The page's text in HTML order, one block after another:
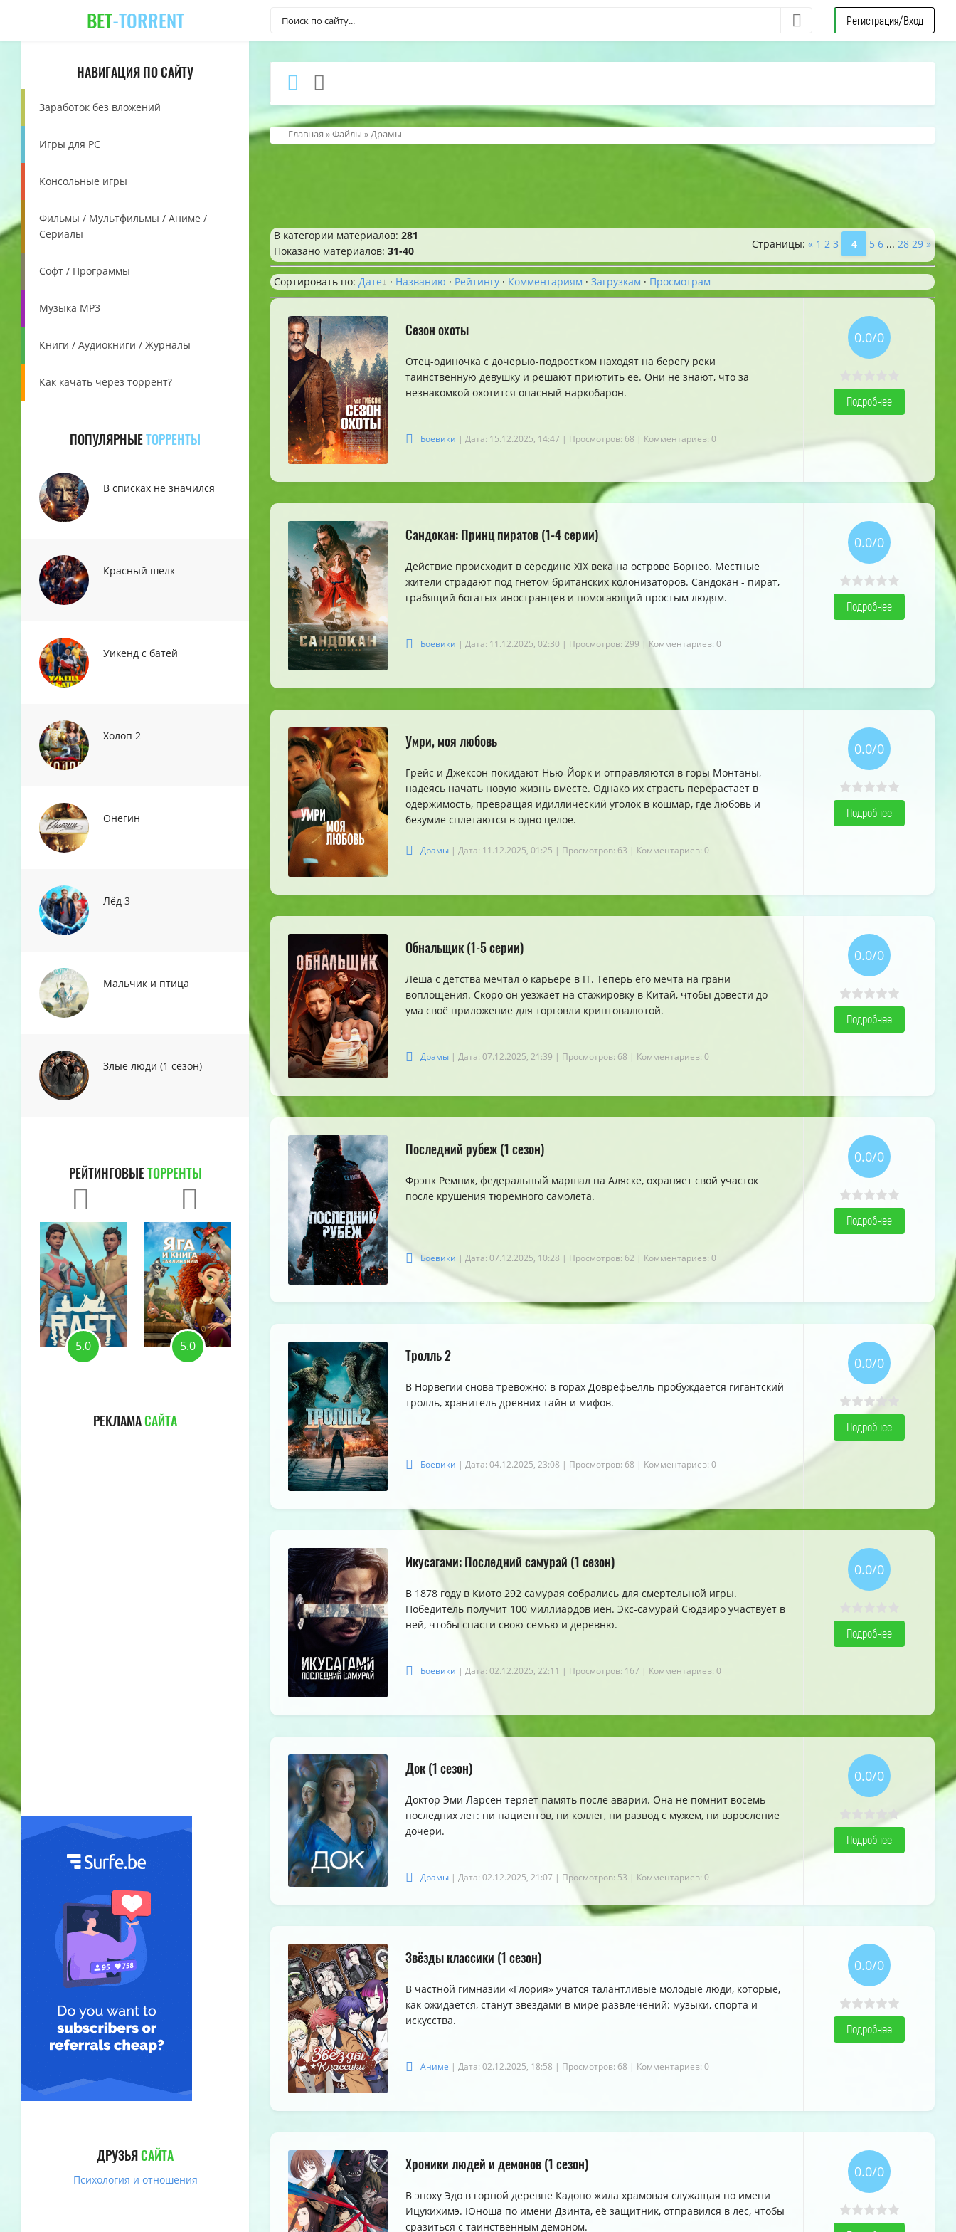
BET-TORRENT Регистрация/Вход
НАВИГАЦИЯ ПО САЙТУ
Заработок без вложений
Игры для PC
Консольные игры
Фильмы / Мультфильмы / Аниме /
Сериалы
Софт / Программы
Музыка MP3
Книги / Аудиокниги / Журналы
Как качать через торрент?
ПОПУЛЯРНЫЕТОРРЕНТЫ
В списках не значился
Красный шелк
Уикенд с батей
Холоп 2
Онегин
Лёд 3
Мальчик и птица
Злые люди (1 сезон)
РЕЙТИНГОВЫЕТОРРЕНТЫ
5.0 5.0 5.0 5.0
РЕКЛАМАСАЙТА
ДРУЗЬЯСАЙТА
Психология и отношения
Главная »Файлы » Драмы
В категории материалов: 281
Показано материалов: 31-40
Страницы: « 1 2 3 4 5 6 ... 28 29 »
Сортировать по: Дате · Названию · Рейтингу · Комментариям · Загрузкам · Просмотрам
Сезон охоты
Отец-одиночка с дочерью-подростком находят на берегу реки
таинственную девушку и решают приютить её. Они не знают, что за
незнакомкой охотится опасный наркобарон.
Боевики | Дата: 15.12.2025, 14:47 | Просмотров: 68 | Комментариев: 0
0.0/0
Подробнее
Сандокан: Принц пиратов (1-4 серии)
Действие происходит в середине XIX века на острове Борнео. Местные
жители страдают под гнетом британских колонизаторов. Сандокан - пират,
грабящий богатых иностранцев и помогающий простым людям.
Боевики | Дата: 11.12.2025, 02:30 | Просмотров: 299 | Комментариев: 0
0.0/0
Подробнее
Умри, моя любовь
Грейс и Джексон покидают Нью-Йорк и отправляются в горы Монтаны,
надеясь начать новую жизнь вместе. Однако их страсть перерастает в
одержимость, превращая идиллический уголок в кошмар, где любовь и
безумие сплетаются в одно целое.
Драмы | Дата: 11.12.2025, 01:25 | Просмотров: 63 | Комментариев: 0
0.0/0
Подробнее
Обнальщик (1-5 серии)
Лёша с детства мечтал о карьере в IT. Теперь его мечта на грани
воплощения. Скоро он уезжает на стажировку в Китай, чтобы довести до
ума своё приложение для торговли криптовалютой.
Драмы | Дата: 07.12.2025, 21:39 | Просмотров: 68 | Комментариев: 0
0.0/0
Подробнее
Последний рубеж (1 сезон)
Фрэнк Ремник, федеральный маршал на Аляске, охраняет свой участок
после крушения тюремного самолета.
Боевики | Дата: 07.12.2025, 10:28 | Просмотров: 62 | Комментариев: 0
0.0/0
Подробнее
Тролль 2
В Норвегии снова тревожно: в горах Доврефьелль пробуждается гигантский
тролль, хранитель древних тайн и мифов.
Боевики | Дата: 04.12.2025, 23:08 | Просмотров: 68 | Комментариев: 0
0.0/0
Подробнее
Икусагами: Последний самурай (1 сезон)
В 1878 году в Киото 292 самурая собрались для смертельной игры.
Победитель получит 100 миллиардов иен. Экс-самурай Сюдзиро участвует в
ней, чтобы спасти свою семью и деревню.
Боевики | Дата: 02.12.2025, 22:11 | Просмотров: 167 | Комментариев: 0
0.0/0
Подробнее
Док (1 сезон)
Доктор Эми Ларсен теряет память после аварии. Она не помнит восемь
последних лет: ни пациентов, ни коллег, ни развод с мужем, ни взросление
дочери.
Драмы | Дата: 02.12.2025, 21:07 | Просмотров: 53 | Комментариев: 0
0.0/0
Подробнее
Звёзды классики (1 сезон)
В частной гимназии «Глория» учатся талантливые молодые люди, которые,
как ожидается, станут звездами в мире развлечений: музыки, спорта и
искусства.
Аниме | Дата: 02.12.2025, 18:58 | Просмотров: 68 | Комментариев: 0
0.0/0
Подробнее
Хроники людей и демонов (1 сезон)
В эпоху Эдо в горной деревне Кадоно жила храмовая служащая по имени
Ицукихимэ. Юноша по имени Дзинта, её защитник, отправился в лес, чтобы
сразиться с таинственным демоном.
0.0/0